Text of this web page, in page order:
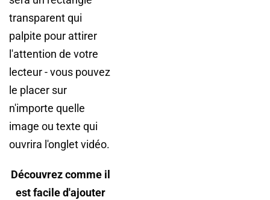
transparent qui
palpite pour attirer
l'attention de votre
lecteur - vous pouvez
le placer sur
n'importe quelle
image ou texte qui
ouvrira l'onglet vidéo.
Découvrez comme il
est facile d'ajouter